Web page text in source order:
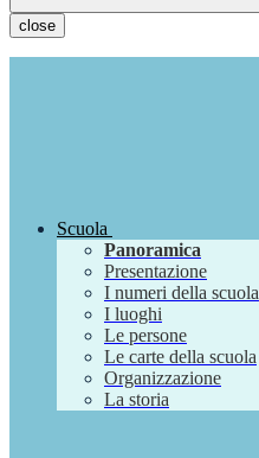
close
Scuola
Panoramica
Presentazione
I numeri della scuola
I luoghi
Le persone
Le carte della scuola
Organizzazione
La storia